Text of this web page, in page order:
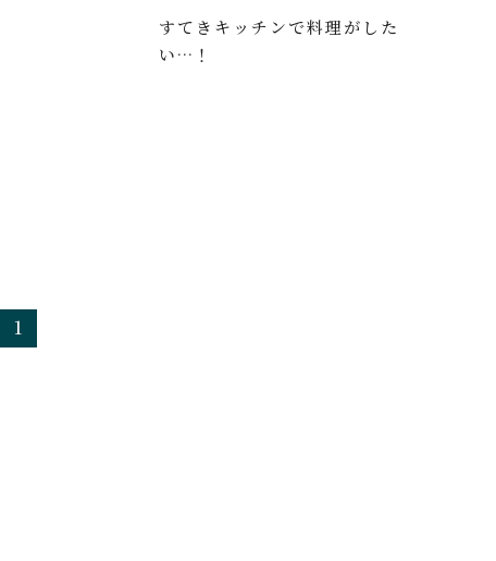
すてきキッチンで料理がした
い…！
1